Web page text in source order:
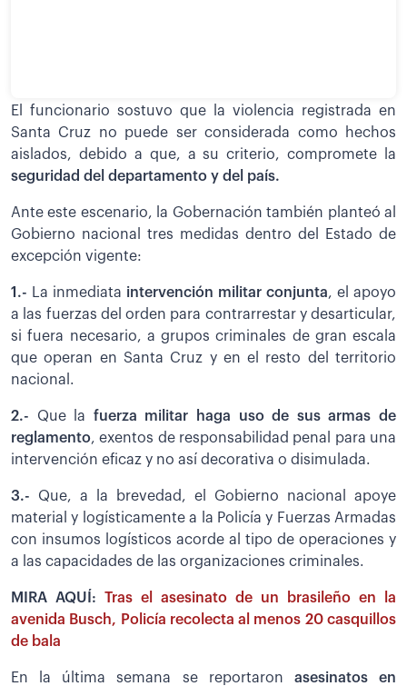
El funcionario sostuvo que la violencia registrada en
Santa Cruz no puede ser considerada como hechos
aislados, debido a que, a su criterio, compromete la
seguridad del departamento y del país.
Ante este escenario, la Gobernación también planteó al
Gobierno nacional tres medidas dentro del Estado de
excepción vigente:
1.- La inmediata intervención militar conjunta, el apoyo
a las fuerzas del orden para contrarrestar y desarticular,
si fuera necesario, a grupos criminales de gran escala
que operan en Santa Cruz y en el resto del territorio
nacional.
2.- Que la fuerza militar haga uso de sus armas de
reglamento, exentos de responsabilidad penal para una
intervención eficaz y no así decorativa o disimulada.
3.- Que, a la brevedad, el Gobierno nacional apoye
material y logísticamente a la Policía y Fuerzas Armadas
con insumos logísticos acorde al tipo de operaciones y
a las capacidades de las organizaciones criminales.
MIRA AQUÍ: Tras el asesinato de un brasileño en la
avenida Busch, Policía recolecta al menos 20 casquillos
de bala
En la última semana se reportaron asesinatos en